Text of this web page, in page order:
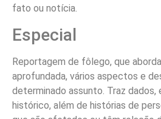
fato ou notícia.
Especial
Reportagem de fôlego, que
aprofundada, vários aspectos e
determinado assunto. Traz
histórico, além de histórias de